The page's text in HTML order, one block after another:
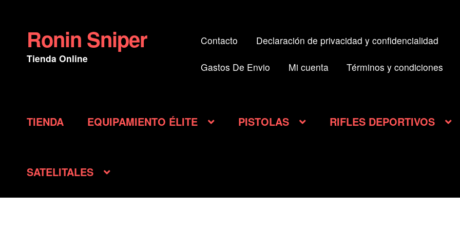
Ir
a
la
Ir
al
contenido
Ronin Sniper
Tienda Online
Contacto Declaración de privacidad y confidencialidad
Gastos De Envio Mi cuenta Términos y condiciones
TIENDA EQUIPAMIENTO ÉLITE PISTOLAS RIFLES DEPORTIVOS
SATELITALES